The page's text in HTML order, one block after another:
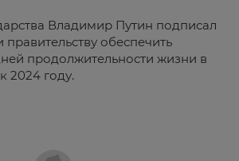
Владимир Путин подписал
обеспечить
продолжительности жизни в
2024 году.